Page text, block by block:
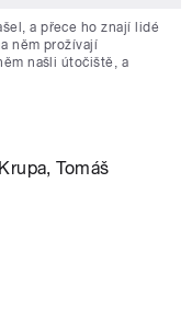
a přece ho znají lidé
něm prožívají
našli útočiště, a
Tomáš